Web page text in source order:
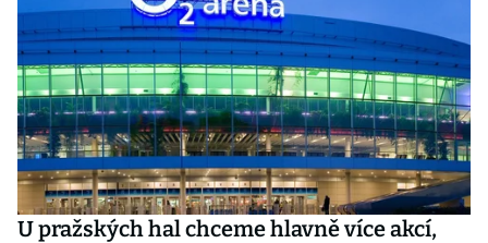
U pražských hal chceme hlavně více akcí,